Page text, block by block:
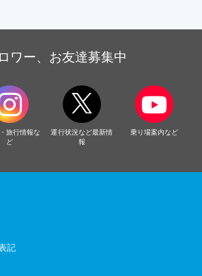
ワー、お友達募集中
旅行情報な
ど
運行状況など最新情
報
乗り場案内など
記